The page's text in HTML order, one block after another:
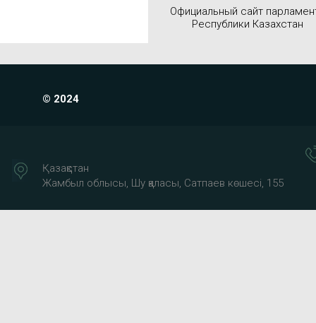
Официальный сайт
Республики Казахстан
© 2024
Қазақстан
Жамбыл облысы, Шу қаласы, Сатпаев көшесі, 155